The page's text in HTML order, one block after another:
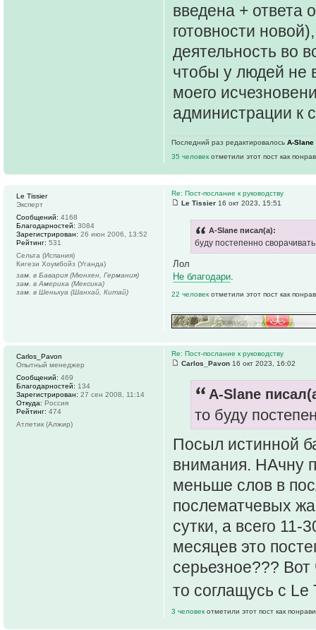
введена + ответа
готовности
деятельность во
чтобы у людей не
моего
администрации к
Последний раз редактировалось A-Slane
35 человек отметили этот пост как
Re: Пост-послание к руководству
Le Tissier 16 окт 2023, 15:51
A-Slane писал(а):
буду постепенно сворачивать
Лол
Не благодари
22 человек отметили этот пост как
Le Tissier
Эксперт
Сообщений: 4168
Благодарностей: 3084
Зарегистрирован: 26 июн 2006, 13:52
Рейтинг: 531
Сельта (Испания)
Кигези Хоумбойз (Уганда)
зам. в Бавария (Мюнхен, Германия)
зам. в Америка (Мексика)
зам. в Шеньхуа (Шанхай, Китай)
Re: Пост-послание к руководству
Carlos_Pavon 16 окт 2023, 16:02
A-Slane
то буду
Посыл истинной
внимания. НАчну
меньше слов в
послематчевых
сутки, а всего
месяцев это
серьезное??? Вот
то соглащусь с
3 человек отметили этот пост как
Carlos_Pavon
Опытный менеджер
Сообщений: 469
Благодарностей: 134
Зарегистрирован: 27 сен 2008, 11:14
Откуда: Россия
Рейтинг: 474
Атлетик (Алжир)